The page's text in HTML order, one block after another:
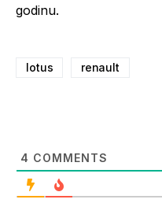
godinu.
lotus renault
4 COMMENTS